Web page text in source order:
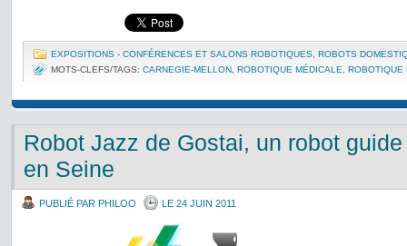
EXPOSITIONS - CONFÉRENCES ET SALONS ROBOTIQUES ROBOTS
MOTS-CLEFS/TAGS: CARNEGIE-MELLON ROBOTIQUE MÉDICALE ROBOTIQUE
Robot Jazz de Gostai, un robot
en Seine
PUBLIÉ PAR PHILOO LE 24 JUIN 2011